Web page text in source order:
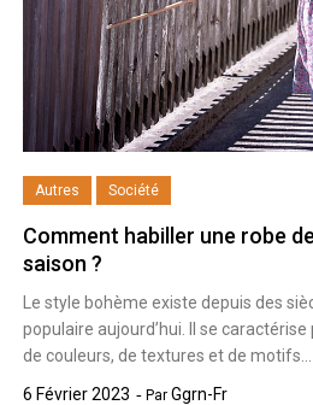
Autres Société
Comment habiller une robe
saison ?
Le style bohème existe depuis des
populaire aujourd’hui. Il se
de couleurs, de textures et de motifs…
6 Février 2023
ParGgrn-Fr